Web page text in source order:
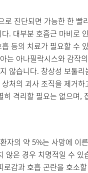
로 진단되면 가능한 한 빨
. 대부분 호흡근 마비로
등의 치료가 필요할 수
는 아나필락시스와 감작
않습니다. 창상성 보툴
처의 괴사 조직을 제거
히 격리할 필요는 없으며,
자의 약 5%는 사망에 이
않은 경우 치명적일 수 있
로감과 호흡 곤란을 호소